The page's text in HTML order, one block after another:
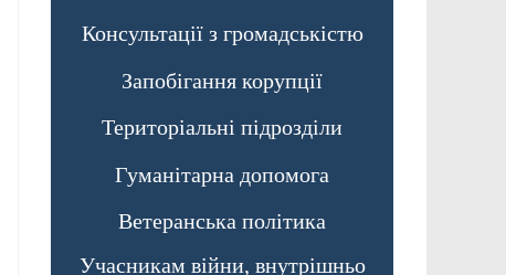
Консультації з громадськістю
Запобігання корупції
Територіальні підрозділи
Гуманітарна допомога
Ветеранська політика
Учасникам війни, внутрішньо